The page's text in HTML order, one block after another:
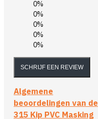
0%
0%
0%
0%
0%
SCHRIJF EEN REVIEW
Algemene
beoordelingen van de
315 Kip PVC Masking